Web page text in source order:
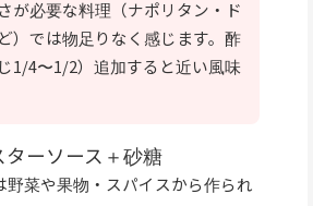
が必要な料理（ナポリタン・ド
）では物足りなく感じます。酢
1/4〜1/2）追加すると近い風味
ーソース＋砂糖
野菜や果物・スパイスから作られ